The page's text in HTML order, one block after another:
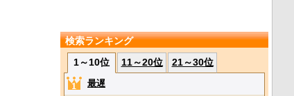
検索ランキング
1～10位
11～20位 21～30位
最遅